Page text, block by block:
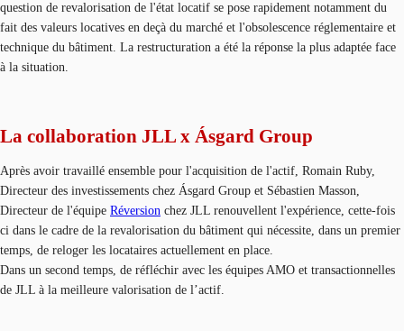
question de revalorisation de l'état locatif se pose rapidement notamment du
fait des valeurs locatives en deçà du marché et l'obsolescence réglementaire et
technique du bâtiment. La restructuration a été la réponse la plus adaptée face
à la situation.
La collaboration JLL x Ásgard Group
Après avoir travaillé ensemble pour l'acquisition de l'actif, Romain Ruby,
Directeur des investissements chez Ásgard Group et Sébastien Masson,
Directeur de l'équipe Réversion chez JLL renouvellent l'expérience, cette-fois
ci dans le cadre de la revalorisation du bâtiment qui nécessite, dans un premier
temps, de reloger les locataires actuellement en place.
Dans un second temps, de réfléchir avec les équipes AMO et transactionnelles
de JLL à la meilleure valorisation de l’actif.